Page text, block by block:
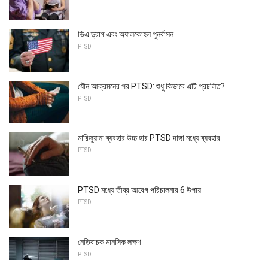
ভিএ ড্রাগ এবং অ্যালকোহল পুনর্বাসন
PTSD
যৌন আক্রমনের পর PTSD: শুধু কিভাবে এটি প্রচলিত?
PTSD
মারিজুয়ানা ব্যবহার উচ্চ হার PTSD দাঙ্গা মধ্যে ব্যবহার
PTSD
PTSD মধ্যে তীব্র আবেগ পরিচালনার 6 উপায়
PTSD
নেতিবাচক মানসিক লক্ষণ
PTSD